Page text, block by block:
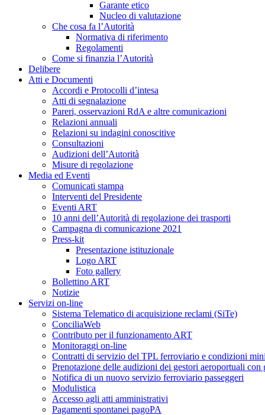
Garante etico
Nucleo di valutazione
Che cosa fa l’Autorità
Normativa di riferimento
Regolamenti
Come si finanzia l’Autorità
Delibere
Atti e Documenti
Accordi e Protocolli d’intesa
Atti di segnalazione
Pareri, osservazioni RdA e altre comunicazioni
Relazioni annuali
Relazioni su indagini conoscitive
Consultazioni
Audizioni dell’Autorità
Misure di regolazione
Media ed Eventi
Comunicati stampa
Interventi del Presidente
Eventi ART
10 anni dell’Autorità di regolazione dei trasporti
Campagna di comunicazione 2021
Press-kit
Presentazione istituzionale
Logo ART
Foto gallery
Bollettino ART
Notizie
Servizi on-line
Sistema Telematico di acquisizione reclami (SiTe)
ConciliaWeb
Contributo per il funzionamento ART
Monitoraggi on-line
Contratti di servizio del TPL ferroviario e condizioni
Prenotazione delle audizioni dei gestori aeroportuali con
Notifica di un nuovo servizio ferroviario passeggeri
Modulistica
Accesso agli atti amministrativi
Pagamenti spontanei pagoPA